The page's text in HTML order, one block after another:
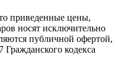
приведенные цены,
носят исключительно
публичной офертой,
Гражданского кодекса